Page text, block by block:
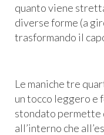
quanto viene
diverse forme (a
trasformando il
Le maniche tre
un tocco leggero e
stondato permette
all’interno che